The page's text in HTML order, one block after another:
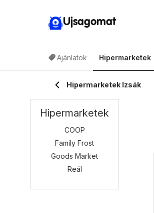
Ujsagomat
Ajánlatok Hipermarketek
Hipermarketek Izsák
Hipermarketek
COOP
Family Frost
Goods Market
Reál